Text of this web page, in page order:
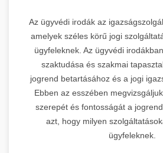
Az ügyvédi irodák az
amelyek széles körű jogi
ügyfeleknek. Az ügyvédi
szaktudása és szakmai
jogrend betartásához és a jogi
Ebben az esszében
szerepét és fontosságát a
azt, hogy milyen
ügyfeleknek.